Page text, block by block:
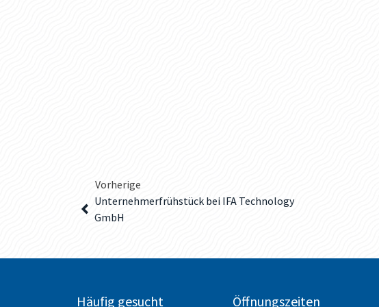
Vorherige
Unternehmerfrühstück bei IFA Technology
GmbH
Häufig gesucht Öffnungszeiten